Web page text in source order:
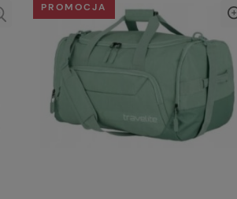
PROMOCJA